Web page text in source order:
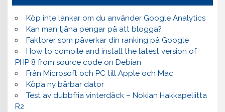
Köp inte länkar om du använder Google Analytics
Kan man tjäna pengar på att blogga?
Faktorer som påverkar din ranking på Google
How to compile and install the latest version of
PHP 8 from source code on Debian
Från Microsoft och PC till Apple och Mac
Köpa ny bärbar dator
Test av dubbfria vinterdäck – Nokian Hakkapeliitta
R2